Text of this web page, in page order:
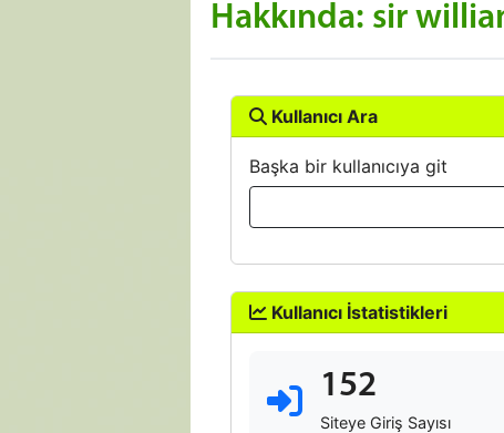
Hakkında: sir
Kullanıcı Ara
Başka bir kullanıcıya git
Kullanıcı İstatistikleri
152
Siteye Giriş Sayısı